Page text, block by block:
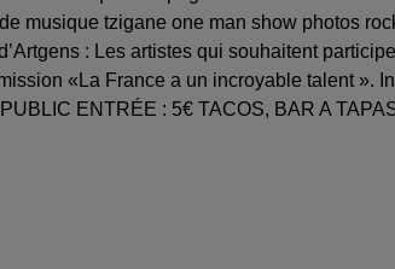
musique tzigane one man show photos
: Les artistes qui souhaitent
«La France a un incroyable talent ».
ENTRÉE : 5€ TACOS, BAR A